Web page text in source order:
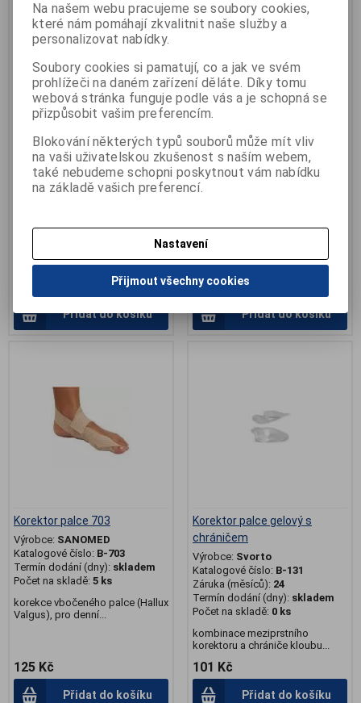
Korektor meziprstní
silikonový
Výrobce:Svorto
Katalogové číslo: B-101
Počet na skladě:>5ks
palec (Hallux Valg...
Přidat do košíku
Korektor meziprstní
silikonový s kroužkem
Výrobce:SANOMED
Katalogové číslo:
Počet na skladě:>5pár
Valgus), velikost S a L, ...
69 Kč
Přidat do košíku
Korektor palce 703
Výrobce: SANOMED
Katalogové číslo: B-703
Termín dodání (dny): skladem
Počet na skladě: 5 ks
korekce vbočeného palce (Hallux
Valgus), pro denní...
125 Kč
Přidat do košíku
Korektor palce gelový s
chráničem
Výrobce: Svorto
Katalogové číslo: B-131
Záruka (měsíců): 24
Termín dodání (dny): skladem
Počet na skladě: 0 ks
kombinace meziprstního
korektoru a chrániče kloubu...
101 Kč
Přidat do košíku
Na našem webu pracujeme se soubory cookies,
které nám pomáhají zkvalitnit naše služby a
personalizovat nabídky.
Soubory cookies si pamatují, co a jak ve svém
prohlížeči na daném zařízení děláte. Díky tomu
webová stránka funguje podle vás a je schopná se
přizpůsobit vašim preferencím.
Blokování některých typů souborů může mít vliv
na vaši uživatelskou zkušenost s naším webem,
také nebudeme schopni poskytnout vám nabídku
na základě vašich preferencí.
Nastavení
Přijmout všechny cookies